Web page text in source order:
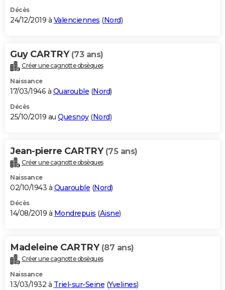
Décès
24/12/2019 à Valenciennes (Nord)
Guy CARTRY (73 ans)
Créer une cagnotte obsèques
Naissance
17/03/1946 à Quarouble (Nord)
Décès
25/10/2019 au Quesnoy(Nord)
Jean-pierre CARTRY (75 ans)
Créer une cagnotte obsèques
Naissance
02/10/1943 à Quarouble (Nord)
Décès
14/08/2019 à Mondrepuis (Aisne)
Madeleine CARTRY (87 ans)
Créer une cagnotte obsèques
Naissance
13/03/1932 à Triel-sur-Seine (Yvelines)